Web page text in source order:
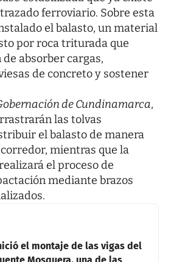
ferroviario. Sobre esta
el balasto, un material
por roca triturada que
absorber cargas,
de concreto y sostener
de Cundinamarca,
las tolvas
el balasto de manera
mientras que la
el proceso de
mediante brazos
el montaje de las vigas del